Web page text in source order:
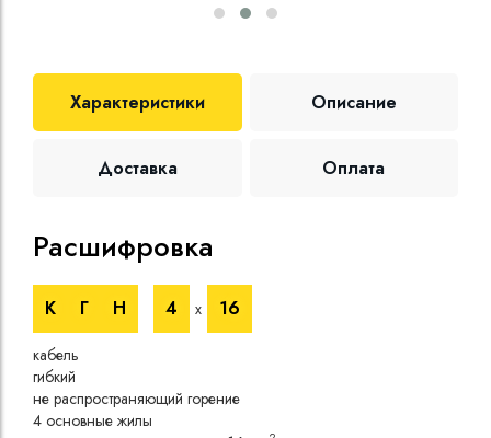
Характеристики Описание
Доставка Оплата
Расшифровка
К Г Н 4 х 16
кабель
гибкий
не распространяющий горение
4 основные жилы